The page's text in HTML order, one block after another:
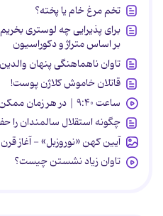
تخم مرغ خام یا پخته؟
برای پذیرایی چه لوستری
بر اساس متراژ و دکوراسیون
تاوان ناهماهنگی پنهان والدین
قاتلان خاموش کلاژن پوست!
ساعت ۹:۴۰ | در هر زمان ممکن باید انتقامشان را پس بدهند
چگونه استقلال سالمندان را
آیین کهن «نوروزبل» - آغاز قرن ۱۷ دیلمی
تاوان زیاد نشستن چیست؟